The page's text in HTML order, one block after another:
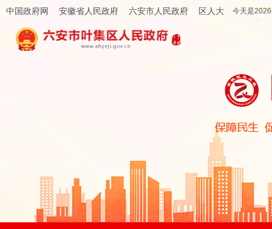
中国政府网 安徽省人民政府 六安市人民政府 区人大 今天是